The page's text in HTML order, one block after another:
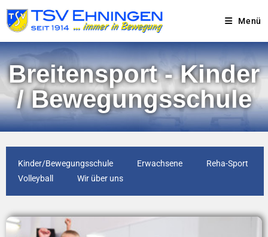
Menü
Breitensport - Kinder
/ Bewegungsschule
Kinder/Bewegungsschule Erwachsene
Reha-Sport
Volleyball
Wir über uns